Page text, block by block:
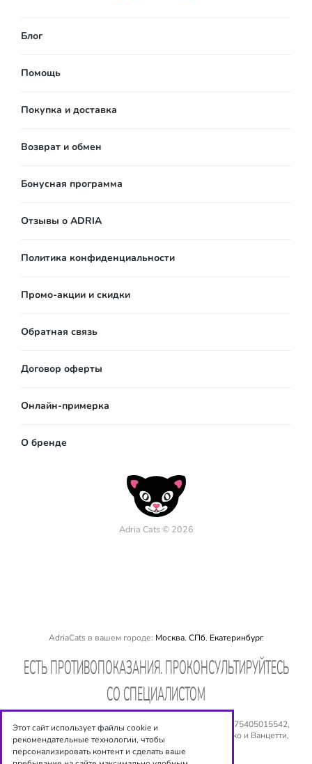
Блог
Помощь
Покупка и доставка
Возврат и обмен
Бонусная программа
Отзывы о ADRIA
Политика конфиденциальности
Промо-акции и скидки
Обратная связь
Договор оферты
Онлайн-примерка
О бренде
Adria Cats © 2026
AdriaCats в вашем городе: Москва, СПб, Екатеринбург.
EСТЬ ПРОТИВОПОКАЗАНИЯ. ПРОКОНСУЛЬТИРУЙТЕСЬ
СО СПЕЦИАЛИСТОМ
ООО «Оптиксервис», ИНН: 540 534 6944, ОГРН: № 1075405015542,
Юридический адрес: 630008, г. Новосибирск, ул. Сакко и Ванцетти,
дом 77, 5 этаж. Email:
Этот сайт использует файлы cookie и
рекомендательные технологии, чтобы
персонализировать контент и сделать ваше